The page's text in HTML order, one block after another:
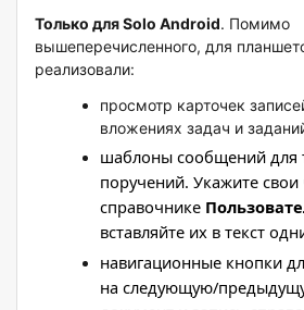
Только для Solo Android. Помимо
вышеперечисленного, для
реализовали:
просмотр карточек
вложениях задач и
шаблоны сообщений для
поручений. Укажите
справочнике
вставляйте их в текст
навигационные кнопки
на следующую/